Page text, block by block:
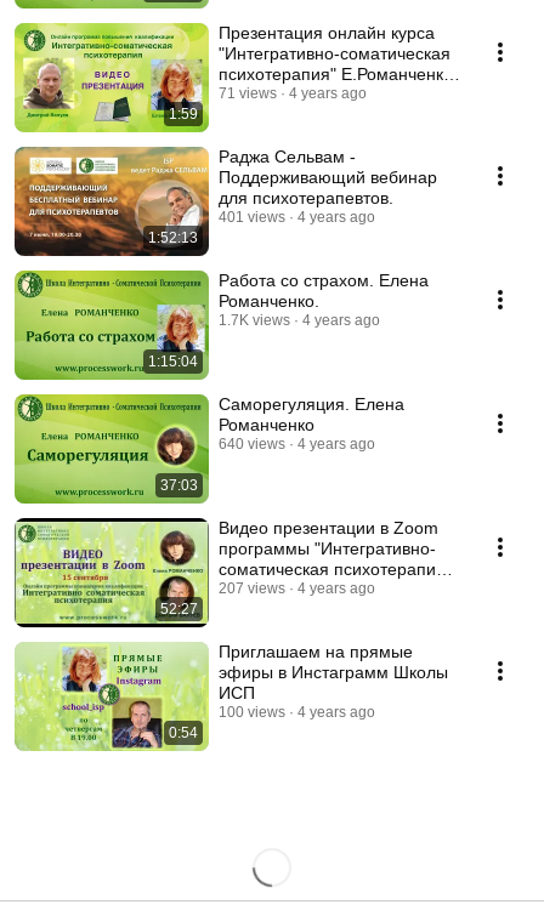
1:59
Презентация онлайн курса
"Интегративно-соматическая
психотерапия" Е.Романченко
и Д.Валуев
71 views 4 years ago
1:52:13
Раджа Сельвам -
Поддерживающий вебинар
для психотерапевтов.
401 views 4 years ago
1:15:04
Работа со страхом. Елена
Романченко.
1.7K views 4 years ago
37:03
Саморегуляция. Елена
Романченко
640 views 4 years ago
52:27
Видео презентации в Zoom
программы "Интегративно-
соматическая психотерапия"
Е.Романченко и Д.Валуев
207 views 4 years ago
0:54
Приглашаем на прямые
эфиры в Инстаграмм Школы
ИСП
100 views 4 years ago